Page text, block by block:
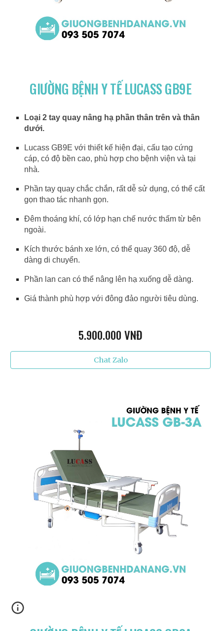
GIƯỜNG BỆNH Y TẾ LUCASS GB9E
Loại 2 tay quay nâng hạ phần thân trên và thân
dưới.
Lucass GB9E với thiết kế hiện đại, cấu tạo cứng
cáp, có độ bền cao, phù hợp cho bệnh viện và tại
nhà.
Phần tay quay chắc chắn, rất dễ sử dụng, có thể cất
gọn thao tác nhanh gọn.
Đêm thoáng khí, có lớp hạn chế nước thấm từ bên
ngoài.
Kích thước bánh xe lớn, có thể quay 360 độ, dễ
dàng di chuyển.
Phần lan can có thể nâng lên hạ xuống dễ dàng.
Giá thành phù hợp với đông đảo người tiêu dùng.
5.900.000 VNĐ
Chat Zalo